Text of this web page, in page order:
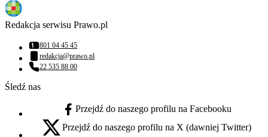
Redakcja serwisu Prawo.pl
Numer telefonu:
801 04 45 45
Adres email:
redakcja@prawo.pl
Numer telefonu:
22 535 88 00
Śledź nas
facebook - otwiera się w nowej karcie
Przejdź do naszego profilu na Facebooku
x - otwiera się w nowej karcie
Przejdź do naszego profilu na X (dawniej Twitter)